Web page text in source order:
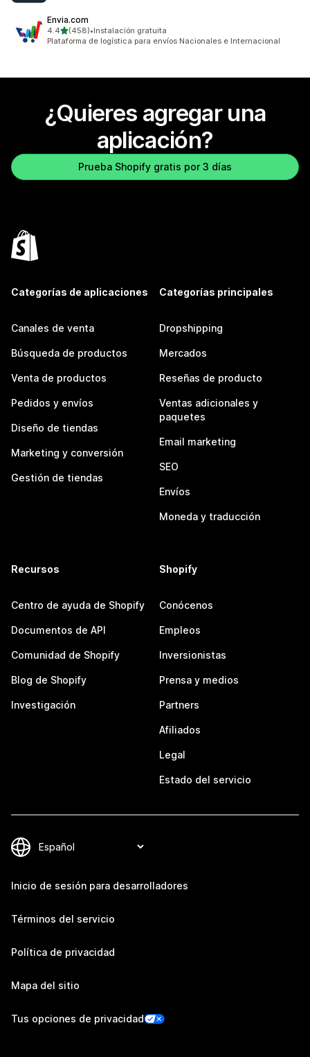
Envia.com
4.4de 5 estrellas
(458)
458 reseñas en total
•Instalación gratuita
Plataforma de logística para envíos Nacionales e Internacional
¿Quieres agregar una
aplicación?
Prueba Shopify gratis por 3 días
Categorías de aplicaciones
Canales de venta
Búsqueda de productos
Venta de productos
Pedidos y envíos
Diseño de tiendas
Marketing y conversión
Gestión de tiendas
Categorías principales
Dropshipping
Mercados
Reseñas de producto
Ventas adicionales y
paquetes
Email marketing
SEO
Envíos
Moneda y traducción
Recursos
Centro de ayuda de Shopify
Documentos de API
Comunidad de Shopify
Blog de Shopify
Investigación
Shopify
Conócenos
Empleos
Inversionistas
Prensa y medios
Partners
Afiliados
Legal
Estado del servicio
Inicio de sesión para desarrolladores
Términos del servicio
Política de privacidad
Mapa del sitio
Tus opciones de privacidad